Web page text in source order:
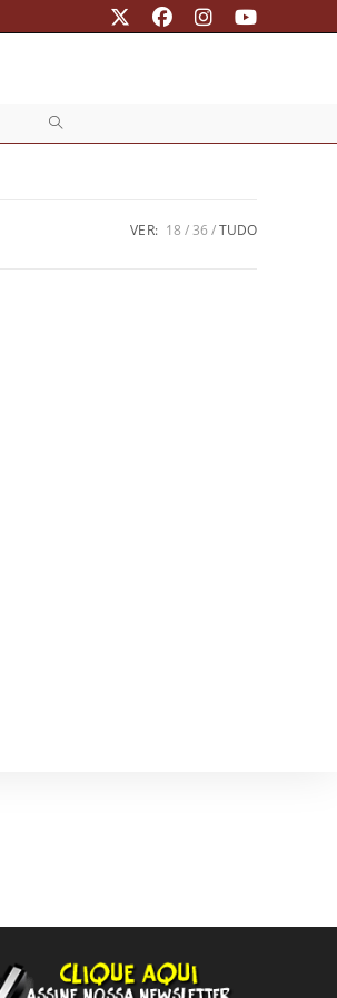
ALTERNAR
VER: 18 36 TUDO